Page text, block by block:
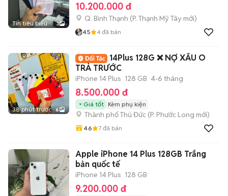
Tin tiêu biểu 3
10.200.000 đ
Q. Bình Thạnh (P. Thạnh Mỹ Tây mới)
4.5 4 đã bán
38 phút trước 6
14Plus 128G ❌ NỢ XẤU O
TRẢ TRƯỚC
iPhone 14 Plus 128 GB 4-6 tháng
8.500.000 đ
Giá tốt Kèm phụ kiện
Thành phố Thủ Đức (P. Phước Long mới)
4.6 7 đã bán
Apple iPhone 14 Plus 128GB Trắng
bản quốc tế
iPhone 14 Plus 128 GB
9.200.000 đ